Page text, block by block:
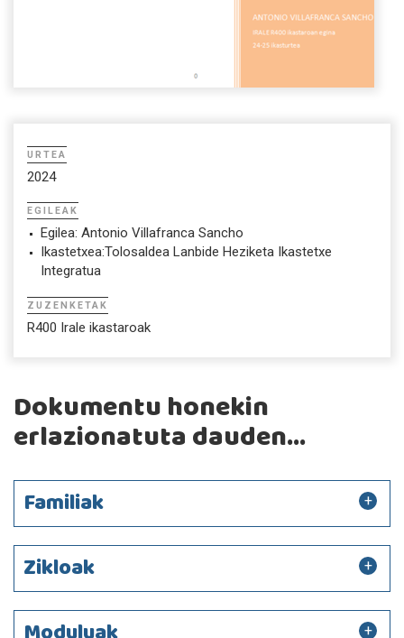
URTEA
2024
EGILEAK
Egilea: Antonio Villafranca Sancho
Ikastetxea:Tolosaldea Lanbide Heziketa Ikastetxe
Integratua
ZUZENKETAK
R400 Irale ikastaroak
Dokumentu honekin
erlazionatuta dauden...
Familiak
Zikloak